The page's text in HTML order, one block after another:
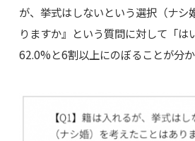
が、挙式はしないという選択（ナシ
りますか』という質問に対して「は
62.0%と6割以上にのぼることが分か